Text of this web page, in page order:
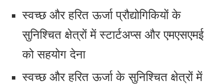
स्वच्छ और हरित ऊर्जा प्रौद्योगिकियों के
सुनिश्चित क्षेत्रों में स्टार्टअप्स और एमएसएमई
को सहयोग देना
स्वच्छ और हरित ऊर्जा के सुनिश्चित क्षेत्रों में